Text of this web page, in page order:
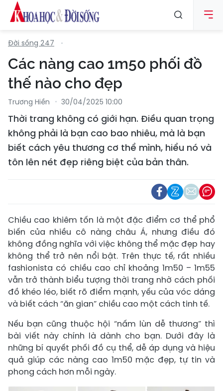
Đời sống 247
Các nàng cao 1m50 phối đồ
thế nào cho đẹp
Trương Hiền 30/04/2025 10:00
Thời trang không có giới hạn. Điều quan trọng
không phải là bạn cao bao nhiêu, mà là bạn
biết cách yêu thương cơ thể mình, hiểu nó và
tôn lên nét đẹp riêng biệt của bản thân.
Chiều cao khiêm tốn là một đặc điểm cơ thể phổ
biến của nhiều cô nàng châu Á, nhưng điều đó
không đồng nghĩa với việc không thể mặc đẹp hay
không thể trở nên nổi bật. Trên thực tế, rất nhiều
fashionista có chiều cao chỉ khoảng 1m50 – 1m55
vẫn trở thành biểu tượng thời trang nhờ cách phối
đồ khéo léo, biết rõ điểm mạnh, yếu của vóc dáng
và biết cách “ăn gian” chiều cao một cách tinh tế.
Nếu bạn cũng thuộc hội “nấm lùn dễ thương” thì
bài viết này chính là dành cho bạn. Dưới đây là
những bí quyết phối đồ cụ thể, dễ áp dụng và hiệu
quả giúp các nàng cao 1m50 mặc đẹp, tự tin và
phong cách hơn mỗi ngày.